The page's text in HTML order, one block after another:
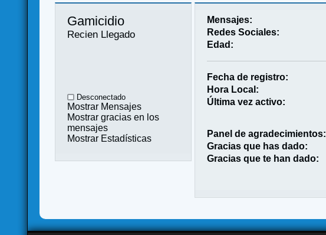
Gamicidio
Recien Llegado
Desconectado
Mostrar Mensajes
Mostrar gracias en los
mensajes
Mostrar Estadísticas
Mensajes:
Redes Sociales:
Edad:
Fecha de registro:
Hora Local:
Última vez activo:
Panel de agradecimientos:
Gracias que has dado:
Gracias que te han dado: